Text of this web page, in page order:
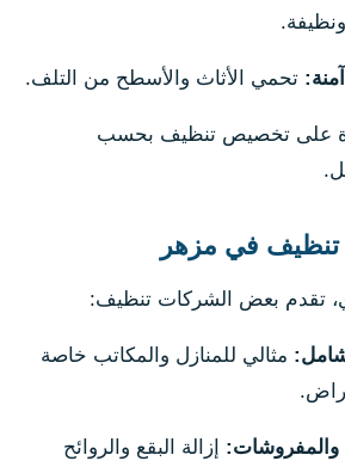
تحمي الأثاث والأسطح من التلف.
على تخصيص تنظيف بحسب
في مزهر
تقدم بعض الشركات تنظيف:
مثالي للمنازل والمكاتب خاصة
والمفروشات: إزالة البقع والروائح